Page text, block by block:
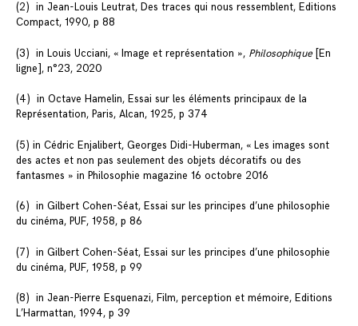
(2) in Jean-Louis Leutrat, Des traces qui nous ressemblent, Editions
Compact, 1990, p 88
(3) in Louis Ucciani, « Image et représentation », Philosophique [En
ligne], n°23, 2020
(4) in Octave Hamelin, Essai sur les éléments principaux de la
Représentation, Paris, Alcan, 1925, p 374
(5) in Cédric Enjalibert, Georges Didi-Huberman, « Les images sont
des actes et non pas seulement des objets décoratifs ou des
fantasmes » in Philosophie magazine 16 octobre 2016
(6) in Gilbert Cohen-Séat, Essai sur les principes d’une philosophie
du cinéma, PUF, 1958, p 86
(7) in Gilbert Cohen-Séat, Essai sur les principes d’une philosophie
du cinéma, PUF, 1958, p 99
(8) in Jean-Pierre Esquenazi, Film, perception et mémoire, Editions
L’Harmattan, 1994, p 39